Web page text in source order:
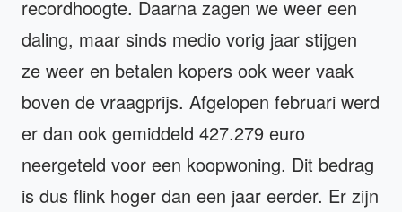
recordhoogte. Daarna zagen we weer een
daling, maar sinds medio vorig jaar stijgen
ze weer en betalen kopers ook weer vaak
boven de vraagprijs. Afgelopen februari werd
er dan ook gemiddeld 427.279 euro
neergeteld voor een koopwoning. Dit bedrag
is dus flink hoger dan een jaar eerder. Er zijn